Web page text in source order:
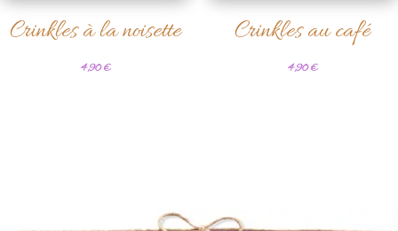
Crinkles à la noisette
4,90€
Crinkles au café
4,90€